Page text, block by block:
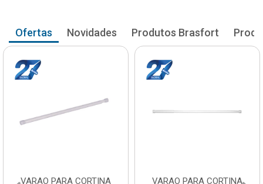
Ofertas Novidades Produtos Brasfort
VARAO PARA CORTINA
VARAO PARA CORTINA